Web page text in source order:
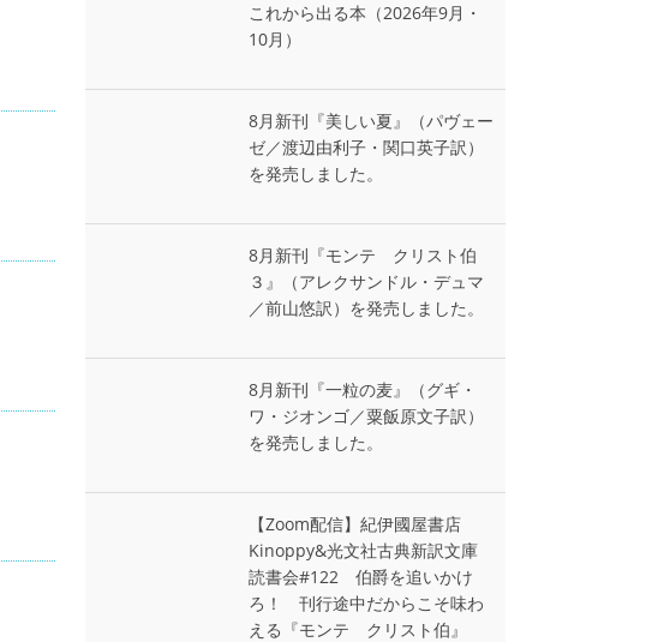
これから出る本（2026年9月・
10月）
8月新刊『美しい夏』（パヴェー
ゼ／渡辺由利子・関口英子訳）
を発売しました。
8月新刊『モンテ゠クリスト伯
３』（アレクサンドル・デュマ
／前山悠訳）を発売しました。
8月新刊『一粒の麦』（グギ・
ワ・ジオンゴ／粟飯原文子訳）
を発売しました。
【Zoom配信】紀伊國屋書店
Kinoppy&光文社古典新訳文庫
読書会#122 伯爵を追いかけ
ろ！ 刊行途中だからこそ味わ
える『モンテ゠クリスト伯』